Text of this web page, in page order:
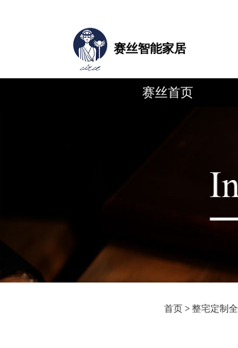
赛丝智能家居
赛丝首页
首页 > 整宅定制